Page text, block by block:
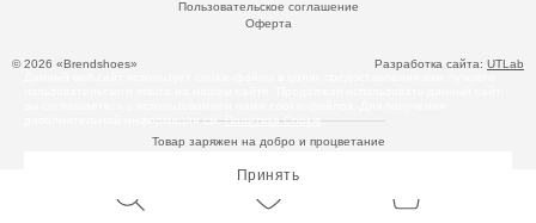
© 2026 «Brendshoes»
Пользовательское соглашение
Оферта
Разработка сайта: UTLab
Товар заряжен на добро и процветание
дополнительной информации см.Политика Cookie .
Принять